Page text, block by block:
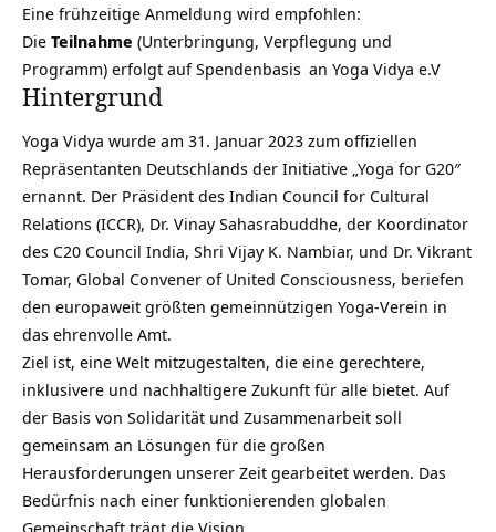
Eine frühzeitige Anmeldung wird empfohlen:
Die Teilnahme (Unterbringung, Verpflegung und
Programm) erfolgt aufSpendenbasis an Yoga Vidya e.V
Hintergrund
Yoga Vidya wurde am 31. Januar 2023 zum offiziellen
Repräsentanten Deutschlands der Initiative „Yoga for G20″
ernannt. Der Präsident des Indian Council for Cultural
Relations (ICCR), Dr. Vinay Sahasrabuddhe, der Koordinator
des C20 Council India, Shri Vijay K. Nambiar, und Dr. Vikrant
Tomar, Global Convener of United Consciousness, beriefen
den europaweit größten gemeinnützigen Yoga-Verein in
das ehrenvolle Amt.
Ziel ist, eine Welt mitzugestalten, die eine gerechtere,
inklusivere und nachhaltigere Zukunft für alle bietet. Auf
der Basis von Solidarität und Zusammenarbeit soll
gemeinsam an Lösungen für die großen
Herausforderungen unserer Zeit gearbeitet werden. Das
Bedürfnis nach einer funktionierenden globalen